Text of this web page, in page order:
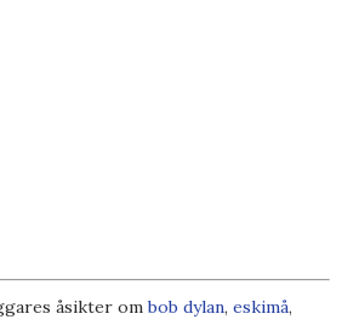
åsikter ombob dylan, eskimå,